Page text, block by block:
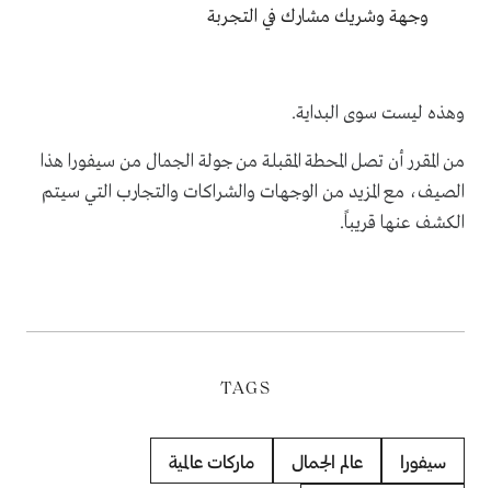
وجهة وشريك مشارك في التجربة
وهذه ليست سوى البداية.
من المقرر أن تصل المحطة المقبلة من جولة الجمال من سيفورا هذا
الصيف، مع المزيد من الوجهات والشراكات والتجارب التي سيتم
الكشف عنها قريباً.
TAGS
سيفورا عالم الجمال ماركات عالمية